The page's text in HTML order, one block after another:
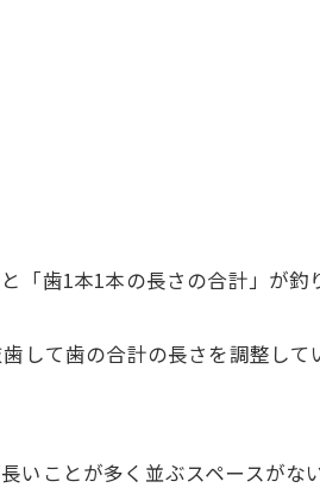
「歯1本1本の長さの合計」が
て歯の合計の長さを調整して
ことが多く並ぶスペースがな